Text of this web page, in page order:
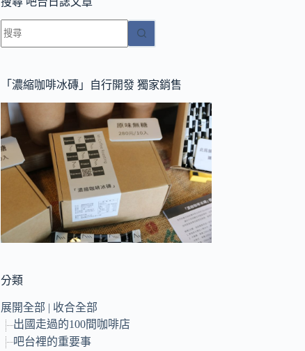
找
不
符
條
件
的
結
「濃縮咖啡冰磚」自行開發 獨家銷售
分類
展開全部 | 收合全部
出國走過的100間咖啡店
吧台裡的重要事